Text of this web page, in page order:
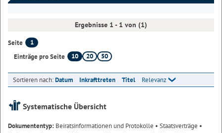
Ergebnisse 1 - 1 von (1)
Seite
1
Einträge pro Seite
10 20 50
Sortieren nach:Datum Inkrafttreten Titel Relevanz
Systematische Übersicht
Dokumententyp: Beiratsinformationen und Protokolle • Staatsverträge •